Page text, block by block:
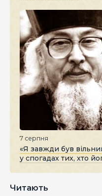
7 серпня
«Я завжди був
у спогадах тих, хто
Читають